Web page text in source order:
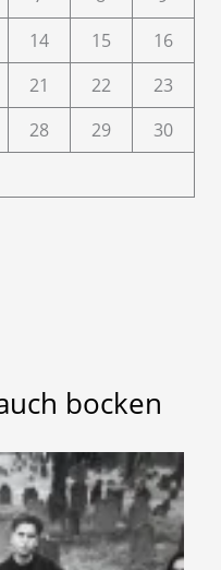
14 15
16
21 22
23
28 29
30
bocken